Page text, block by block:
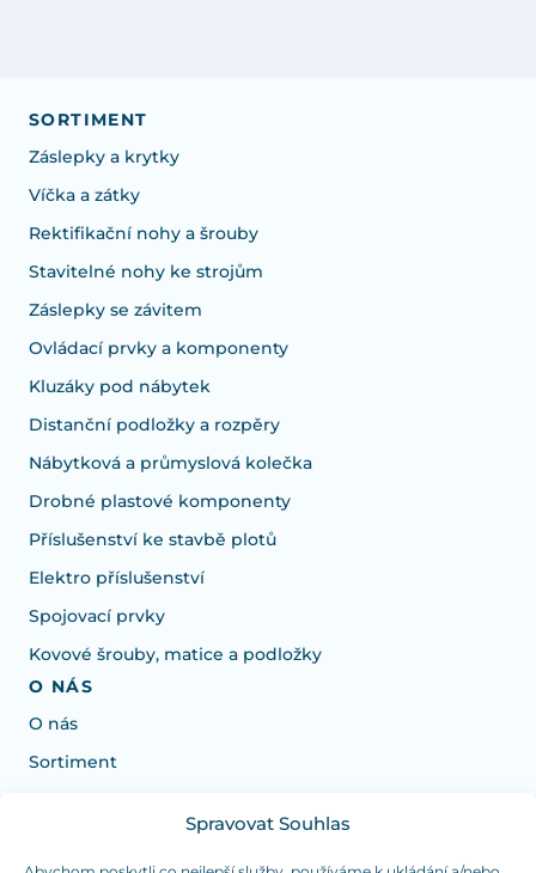
Spravovat Souhlas
SORTIMENT
Záslepky a krytky
Víčka a zátky
Rektifikační nohy a šrouby
Stavitelné nohy ke strojům
Záslepky se závitem
Ovládací prvky a komponenty
Kluzáky pod nábytek
Distanční podložky a rozpěry
Nábytková a průmyslová kolečka
Drobné plastové komponenty
Příslušenství ke stavbě plotů
Elektro příslušenství
Spojovací prvky
Kovové šrouby, matice a podložky
O NÁS
O nás
Sortiment
Potřebujete poradit s výběrem?